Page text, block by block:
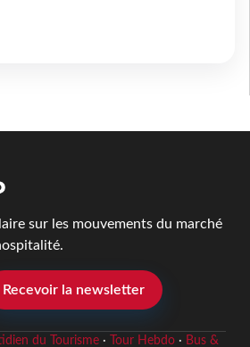
sur les mouvements du marché
Recevoir la newsletter
du Tourisme· Tour Hebdo· Bus &